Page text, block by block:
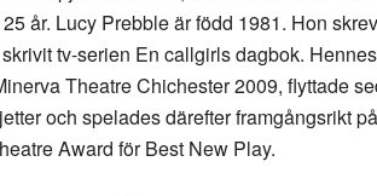
år. Lucy Prebble är född 1981. Hon
tv-serien En callgirls dagbok.
Theatre Chichester 2009, flyttade
och spelades därefter framgångsrikt
Award för Best New Play.